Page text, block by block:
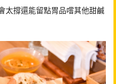
太撐還能留點胃品嚐其他甜鹹